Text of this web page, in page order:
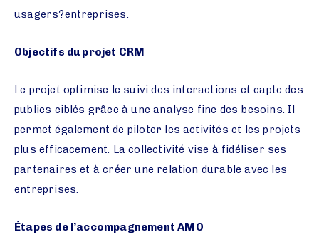
usagers?entreprises.
Objectifs du projet CRM
Le projet optimise le suivi des interactions et capte des
publics ciblés grâce à une analyse fine des besoins. Il
permet également de piloter les activités et les projets
plus efficacement. La collectivité vise à fidéliser ses
partenaires et à créer une relation durable avec les
entreprises.
Étapes de l’accompagnement AMO